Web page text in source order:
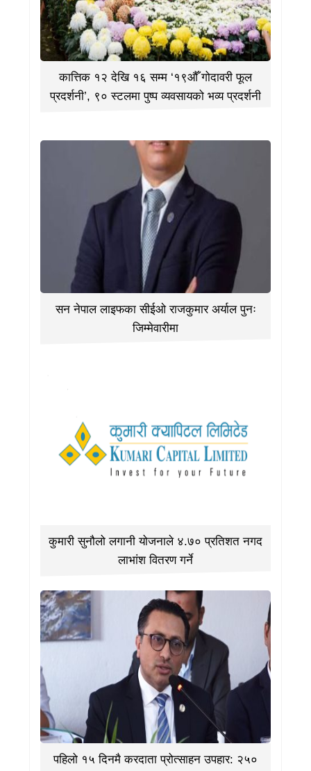
कात्तिक १२ देखि १६ सम्म ‘१९औँ गोदावरी फूल
प्रदर्शनी’, ९० स्टलमा पुष्प व्यवसायको भव्य प्रदर्शनी
सन नेपाल लाइफका सीईओ राजकुमार अर्याल पुनः
जिम्मेवारीमा
कुमारी सुनौलो लगानी योजनाले ४.७० प्रतिशत नगद
लाभांश वितरण गर्ने
पहिलो १५ दिनमै करदाता प्रोत्साहन उपहार: २५०